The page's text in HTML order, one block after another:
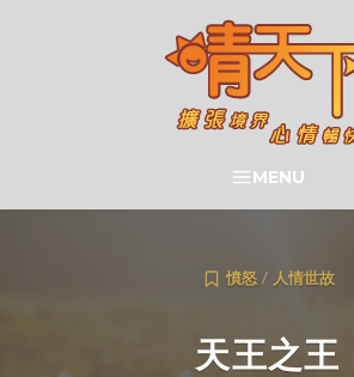
晴天下 SHININGMEUP
SEARCH
MENU
憤怒 / 人情世故
天王之王